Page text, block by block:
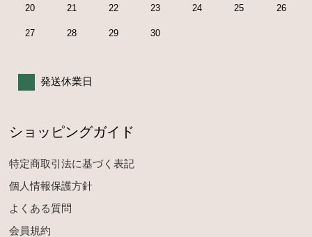
20 21 22 23 24 25 26
27 28 29 30
発送休業日
ショッピングガイド
特定商取引法に基づく表記
個人情報保護方針
よくある質問
会員規約